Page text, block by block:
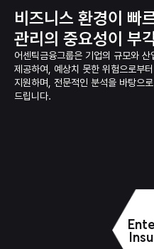
비즈니스 환경이 빠
관리의 중요성이 부
어센틱금융그룹은 기업의 규모와
제공하여, 예상치 못한 위험으로부
지원하며, 전문적인 분석을 바탕으
드립니다.